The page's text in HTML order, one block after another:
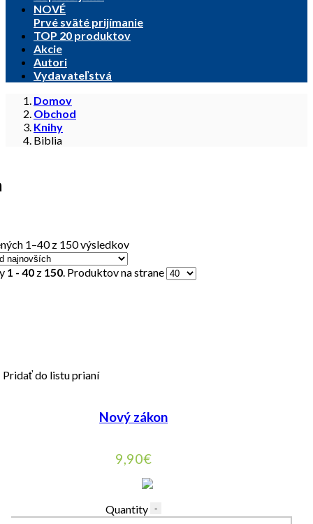
NOVÉ
Prvé sväté prijímanie
TOP 20 produktov
Akcie
Autori
Vydavateľstvá
Domov
Obchod
Knihy
Biblia
1–40 z 150 výsledkov
1 - 40 z 150. Produktov na strane
Pridať do listu prianí
Nový zákon
9,90€
Quantity -